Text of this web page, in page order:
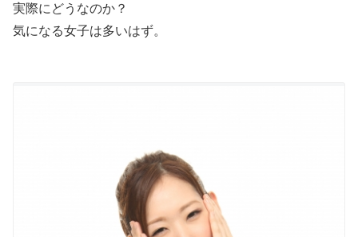
実際にどうなのか？
気になる女子は多いはず。